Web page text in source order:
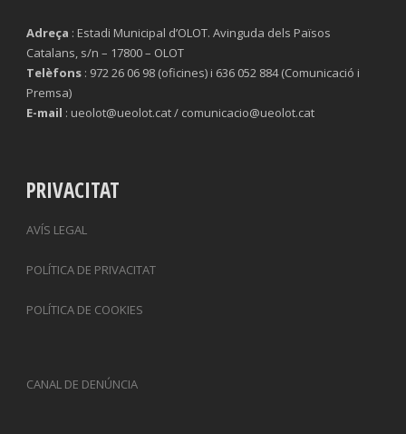
Adreça : Estadi Municipal d’OLOT. Avinguda dels Països
Catalans, s/n – 17800 – OLOT
Telèfons : 972 26 06 98 (oficines) i 636 052 884 (Comunicació i
Premsa)
E-mail : ueolot@ueolot.cat / comunicacio@ueolot.cat
PRIVACITAT
AVÍS LEGAL
POLÍTICA DE PRIVACITAT
POLÍTICA DE COOKIES
CANAL DE DENÚNCIA